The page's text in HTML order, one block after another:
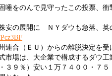
唾をのんで見守ったこの投票、衝
株安の展開に ＮＹダウも急落、
連合（ＥＵ）からの離脱決定を
市場は、大企業で構成するダウ
３９％）安い１万７４００・７